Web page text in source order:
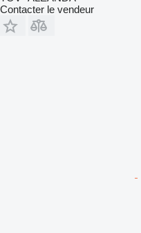
Contacter le vendeur